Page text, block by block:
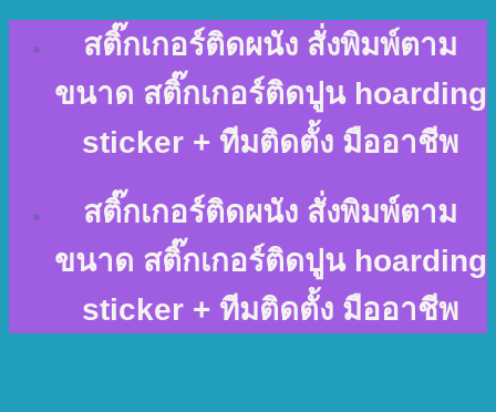
content
สติ๊กเกอร์ติดผนัง สั่งพิมพ์ตาม
ขนาด สติ๊กเกอร์ติดปูน hoarding
sticker + ทีมติดตั้ง มืออาชีพ
สติ๊กเกอร์ติดผนัง สั่งพิมพ์ตาม
ขนาด สติ๊กเกอร์ติดปูน hoarding
sticker + ทีมติดตั้ง มืออาชีพ